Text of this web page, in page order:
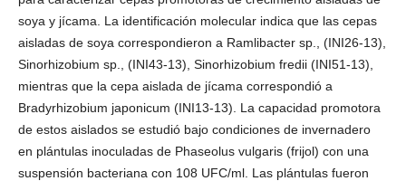
soya y jícama. La identificación molecular indica que las cepas
aisladas de soya correspondieron a Ramlibacter sp., (INI26-13),
Sinorhizobium sp., (INI43-13), Sinorhizobium fredii (INI51-13),
mientras que la cepa aislada de jícama correspondió a
Bradyrhizobium japonicum (INI13-13). La capacidad promotora
de estos aislados se estudió bajo condiciones de invernadero
en plántulas inoculadas de Phaseolus vulgaris (frijol) con una
suspensión bacteriana con 108 UFC/ml. Las plántulas fueron